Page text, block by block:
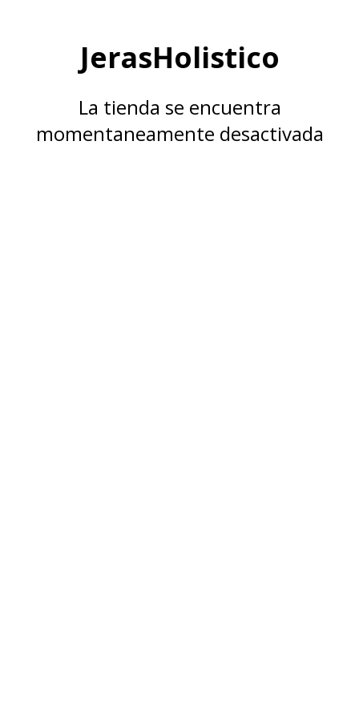
JerasHolistico
La tienda se encuentra
momentaneamente desactivada